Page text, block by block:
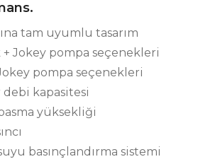
tam uyumlu tasarım
Jokey pompa seçenekleri
pompa seçenekleri
debi kapasitesi
yüksekliği
basınçlandırma sistemi